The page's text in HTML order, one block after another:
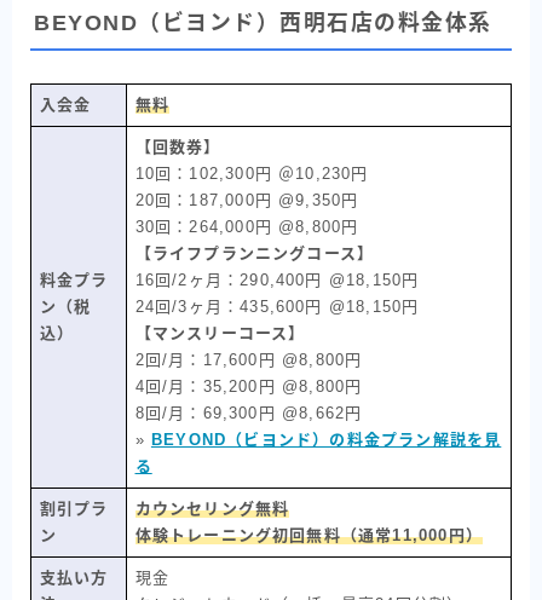
BEYOND（ビヨンド）西明石店の料金体系
入会金 無料
料金プラ
ン（税
込）
【回数券】
10回：102,300円 ＠10,230円
20回：187,000円 @9,350円
30回：264,000円 @8,800円
【ライフプランニングコース】
16回/2ヶ月：290,400円 @18,150円
24回/3ヶ月：435,600円 @18,150円
【マンスリーコース】
2回/月：17,600円 @8,800円
4回/月：35,200円 @8,800円
8回/月：69,300円 @8,662円
» BEYOND（ビヨンド）の料金プラン解説を見
る
割引プラ
ン
カウンセリング無料
体験トレーニング初回無料（通常11,000円）
支払い方
現金